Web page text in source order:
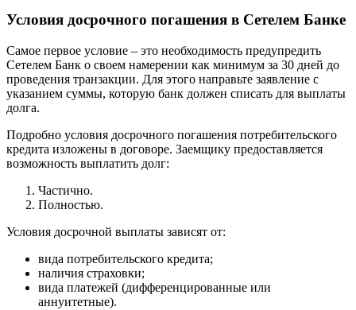
Условия досрочного погашения в Сетелем Банке
Самое первое условие – это необходимость предупредить
Сетелем Банк о своем намерении как минимум за 30 дней до
проведения транзакции. Для этого направьте заявление с
указанием суммы, которую банк должен списать для выплаты
долга.
Подробно условия досрочного погашения потребительского
кредита изложены в договоре. Заемщику предоставляется
возможность выплатить долг:
Частично.
Полностью.
Условия досрочной выплаты зависят от:
вида потребительского кредита;
наличия страховки;
вида платежей (дифференцированные или
аннуитетные).